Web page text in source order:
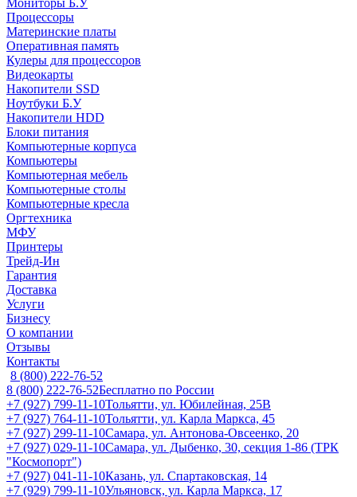
Мониторы Б.У
Процессоры
Материнские платы
Оперативная память
Кулеры для процессоров
Видеокарты
Накопители SSD
Ноутбуки Б.У
Накопители HDD
Блоки питания
Компьютерные корпуса
Компьютеры
Компьютерная мебель
Компьютерные столы
Компьютерные кресла
Оргтехника
МФУ
Принтеры
Трейд-Ин
Гарантия
Доставка
Услуги
Бизнесу
О компании
Отзывы
Контакты
8 (800) 222-76-52
8 (800) 222-76-52Бесплатно по России
+7 (927) 799-11-10Тольятти, ул. Юбилейная, 25В
+7 (927) 764-11-10Тольятти, ул. Карла Маркса, 45
+7 (927) 299-11-10Самара, ул. Антонова-Овсеенко, 20
+7 (927) 029-11-10Самара, ул. Дыбенко, 30, секция 1-86 (ТРК
"Космопорт")
+7 (927) 041-11-10Казань, ул. Спартаковская, 14
+7 (929) 799-11-10Ульяновск, ул. Карла Маркса, 17